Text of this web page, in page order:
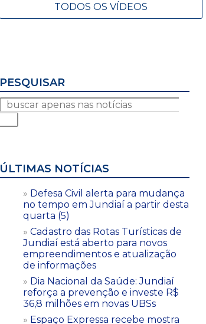
TODOS OS VÍDEOS
PESQUISAR
ÚLTIMAS NOTÍCIAS
Defesa Civil alerta para mudança
no tempo em Jundiaí a partir desta
quarta (5)
Cadastro das Rotas Turísticas de
Jundiaí está aberto para novos
empreendimentos e atualização
de informações
Dia Nacional da Saúde: Jundiaí
reforça a prevenção e investe R$
36,8 milhões em novas UBSs
Espaço Expressa recebe mostra